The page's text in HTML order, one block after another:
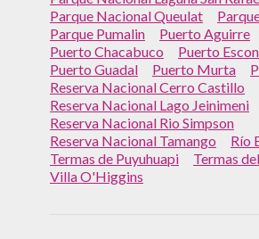
Parque Nacional Queulat
Parque Pumalin
Puerto Aguirre
Puerto Chacabuco
Puerto
Puerto Guadal
Puerto Murta
Reserva Nacional Cerro Castillo
Reserva Nacional Lago Jeinimeni
Reserva Nacional Rio Simpson
Reserva Nacional Tamango
Río
Termas de Puyuhuapi
Termas
Villa O'Higgins